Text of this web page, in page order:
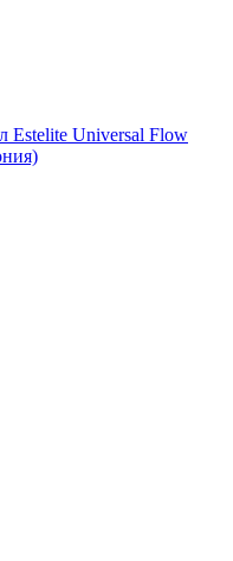
Estelite Universal Flow